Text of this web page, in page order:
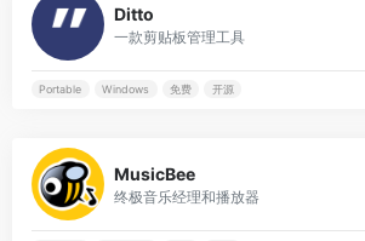
Ditto
一款剪贴板管理工具
Portable Windows 免费 开源
MusicBee
终极音乐经理和播放器